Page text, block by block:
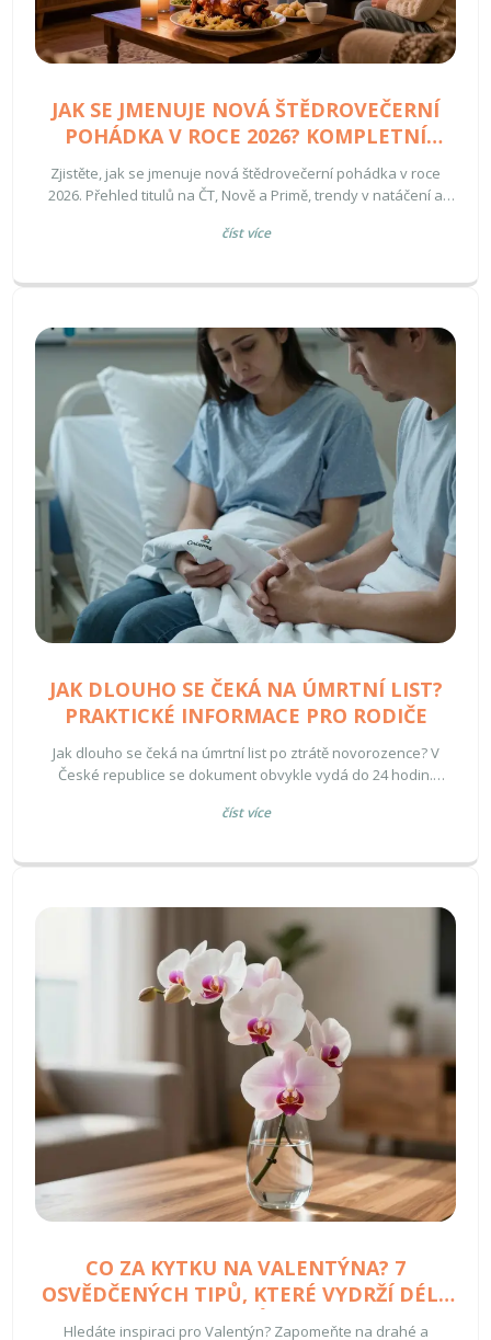
JAK SE JMENUJE NOVÁ ŠTĚDROVEČERNÍ
POHÁDKA V ROCE 2026? KOMPLETNÍ
PŘEHLED
Zjistěte, jak se jmenuje nová štědrovečerní pohádka v roce
2026. Přehled titulů na ČT, Nově a Primě, trendy v natáčení a
číst více
JAK DLOUHO SE ČEKÁ NA ÚMRTNÍ LIST?
PRAKTICKÉ INFORMACE PRO RODIČE
Jak dlouho se čeká na úmrtní list po ztrátě novorozence? V
České republice se dokument obvykle vydá do 24 hodin.
po jeho získání.
číst více
CO ZA KYTKU NA VALENTÝNA? 7
OSVĚDČENÝCH TIPŮ, KTERÉ VYDRŽÍ DÉLE
NEŽ RŮŽE
Hledáte inspiraci pro Valentýn? Zapomeňte na drahé a